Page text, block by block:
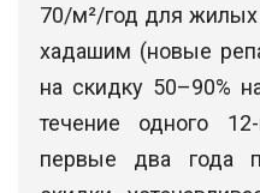
70/м²/год для
хадашим (новые
на скидку 50–90%
течение одного
первые два года